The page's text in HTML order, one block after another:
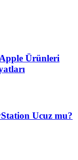
Ürünleri
Ucuz mu?